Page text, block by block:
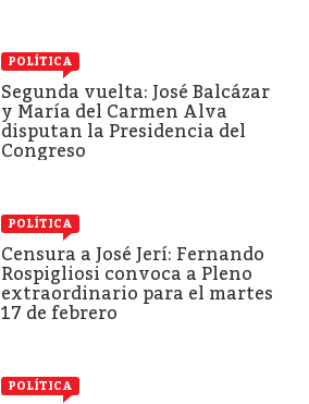
POLÍTICA
Segunda vuelta: José Balcázar
y María del Carmen Alva
disputan la Presidencia del
Congreso
POLÍTICA
Censura a José Jerí: Fernando
Rospigliosi convoca a Pleno
extraordinario para el martes
17 de febrero
POLÍTICA